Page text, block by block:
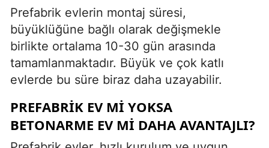
Prefabrik evlerin montaj süresi,
büyüklüğüne bağlı olarak değişmekle
birlikte ortalama 10-30 gün arasında
tamamlanmaktadır. Büyük ve çok katlı
evlerde bu süre biraz daha uzayabilir.
PREFABRIK EV MI YOKSA
BETONARME EV MI DAHA AVANTAJLI?